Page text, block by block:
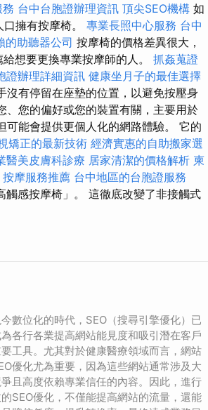
台中台胞證辦理資訊 頂尖SEO機構 如
擁有按摩椅。 專業長照中心服務 台中
的助聽器公司 按摩椅的價格差異很大，
想要更換專業按摩師的人。 抓姦蒐證
證辦理詳細資訊 健康坐月子的最佳選擇
沒有停留在座墊的位置，以避免按壓身
您的偏好或您的裝置有關，主要用於
能會提供更個人化的網路體驗。 它的
矯正的最新技術 經濟實惠的自助搬家選
醫美皮膚科診療 居家清潔的價格解析 柬
按摩服務推薦 台中地區的台胞證服務
感按摩椅」。 這徹底改變了非接觸式
數位化的時代，SEO（搜尋引擎優化）已
各行各業提高網站能見度和吸引潛在客戶
工具。尤其對於健康醫療領域而言，網站
優化尤為重要，因為這些網站通常涉及大
且高度依賴專業信任的內容。因此，進行
SEO優化，不僅能提高網站的流量，還能